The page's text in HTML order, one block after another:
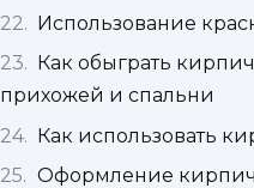
Использование
Как обыграть
прихожей и спальни
Как использовать
Оформление